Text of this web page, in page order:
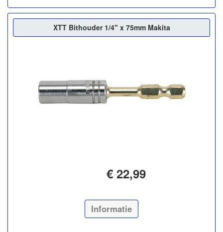
XTT Bithouder 1/4" x 75mm Makita
€ 22,99
Informatie